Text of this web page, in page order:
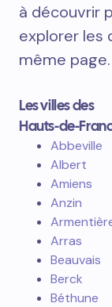
à découvrir
explorer les
même page.
Les villes des
Hauts-de-
Abbeville
Albert
Amiens
Anzin
Arras
Beauvais
Berck
Béthune